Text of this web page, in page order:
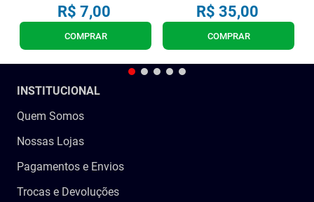
R$ 7,00
COMPRAR
R$ 35,00
COMPRAR
INSTITUCIONAL
Quem Somos
Nossas Lojas
Pagamentos e Envios
Trocas e Devoluções